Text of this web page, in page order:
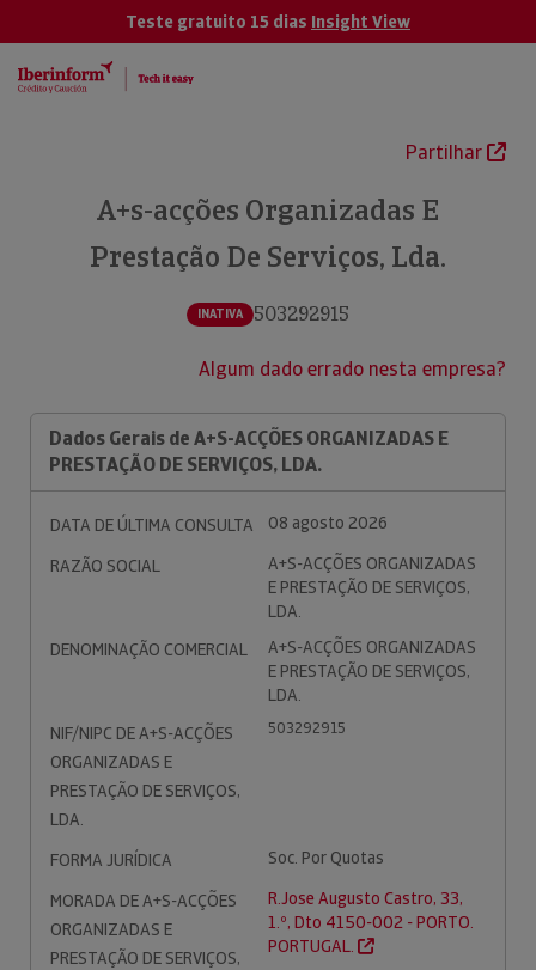
Teste gratuito 15 dias Insight View
Partilhar
A+s-acções Organizadas E
Prestação De Serviços, Lda.
INATIVA 503292915
Algum dado errado nesta empresa?
Dados Gerais de A+S-ACÇÕES ORGANIZADAS E
PRESTAÇÃO DE SERVIÇOS, LDA.
DATA DE ÚLTIMA CONSULTA
08 agosto 2026
RAZÃO SOCIAL
A+S-ACÇÕES ORGANIZADAS
E PRESTAÇÃO DE SERVIÇOS,
LDA.
DENOMINAÇÃO COMERCIAL
A+S-ACÇÕES ORGANIZADAS
E PRESTAÇÃO DE SERVIÇOS,
LDA.
NIF/NIPC DE A+S-ACÇÕES
ORGANIZADAS E
PRESTAÇÃO DE SERVIÇOS,
LDA.
503292915
FORMA JURÍDICA
Soc. Por Quotas
MORADA DE A+S-ACÇÕES
ORGANIZADAS E
PRESTAÇÃO DE SERVIÇOS,
R.Jose Augusto Castro, 33,
1.º, Dto 4150-002 - PORTO.
PORTUGAL.